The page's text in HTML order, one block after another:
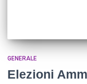
GENERALE
Elezioni